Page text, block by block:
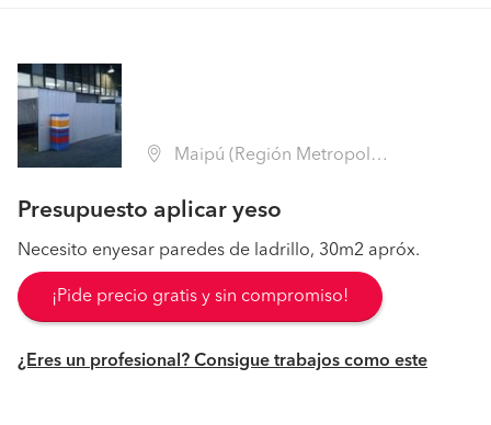
Maipú (Región Metropolitana - Santiago)
Presupuesto aplicar yeso
Necesito enyesar paredes de ladrillo, 30m2 apróx.
¡Pide precio gratis y sin compromiso!
¿Eres un profesional? Consigue trabajos como este